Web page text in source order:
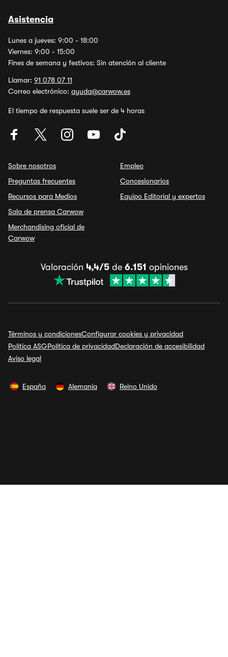
Asistencia
Lunes a jueves: 9:00 - 18:00
Viernes: 9:00 - 15:00
Fines de semana y festivos: Sin atención al cliente
Llamar: 91 078 07 11
Correo electrónico: ayuda@carwow.es
El tiempo de respuesta suele ser de 4 horas
Sobre nosotros
Preguntas frecuentes
Recursos para Medios
Sala de prensa Carwow
Merchandising oficial de
Carwow
Empleo
Concesionarios
Equipo Editorial y expertos
Valoración 4,4/5de 6.151 opiniones
Términos y condicionesConfigurar cookies y privacidad
Política ASGPolítica de privacidadDeclaración de accesibilidad
Aviso legal
España Alemania Reino Unido